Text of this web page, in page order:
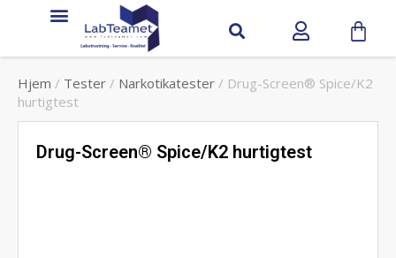
Hjem / Tester / Narkotikatester / Drug-Screen® Spice/K2
hurtigtest
Drug-Screen® Spice/K2 hurtigtest